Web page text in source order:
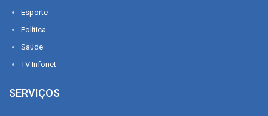
Esporte
Política
Saúde
TV Infonet
SERVIÇOS